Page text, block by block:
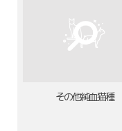
その他純血猫種